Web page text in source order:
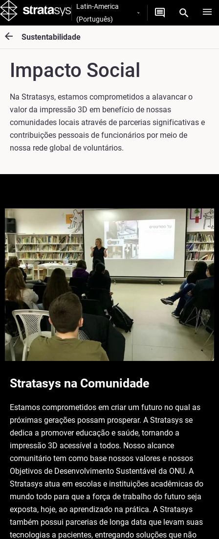
Latin-America
(Português)
Sustentabilidade
Impacto Social
Na Stratasys, estamos comprometidos a alavancar o
valor da impressão 3D em benefício de nossas
comunidades locais através de parcerias significativas e
contribuições pessoais de funcionários por meio de
nossa rede global de voluntários.
Stratasys na Comunidade
Estamos comprometidos em criar um futuro no qual as
próximas gerações possam prosperar. A Stratasys se
dedica a promover educação e saúde, tornando a
impressão 3D acessível a todos. Nosso alcance
comunitário tem como base nossos valores e nossos
Objetivos de Desenvolvimento Sustentável da ONU. A
Stratasys atua em escolas e instituições acadêmicas do
mundo todo para que a força de trabalho do futuro seja
exposta, hoje, ao aprendizado na prática. A Stratasys
também possui parcerias de longa data que levam suas
tecnologias a pacientes, entregando soluções que não